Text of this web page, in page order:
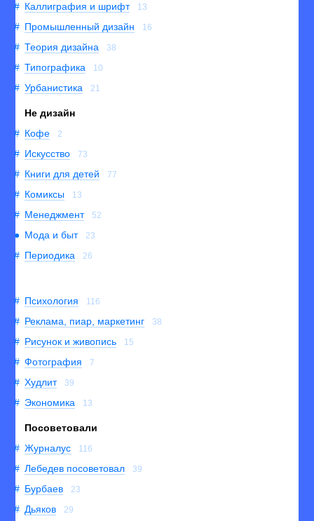
Каллиграфия и шрифт 13
Промышленный дизайн 16
Теория дизайна 38
Типографика 10
Урбанистика 21
Не дизайн
Кофе
2
Искусство 73
Книги для детей 77
Комиксы 13
Менеджмент 52
Мода и быт 23
Периодика 26
Психология 116
Реклама, пиар, маркетинг 38
Рисунок и живопись 15
Фотография 7
Худлит 39
Экономика 13
Посоветовали
Журналус
116
Лебедев посоветовал 39
Бурбаев 23
Дьяков 29